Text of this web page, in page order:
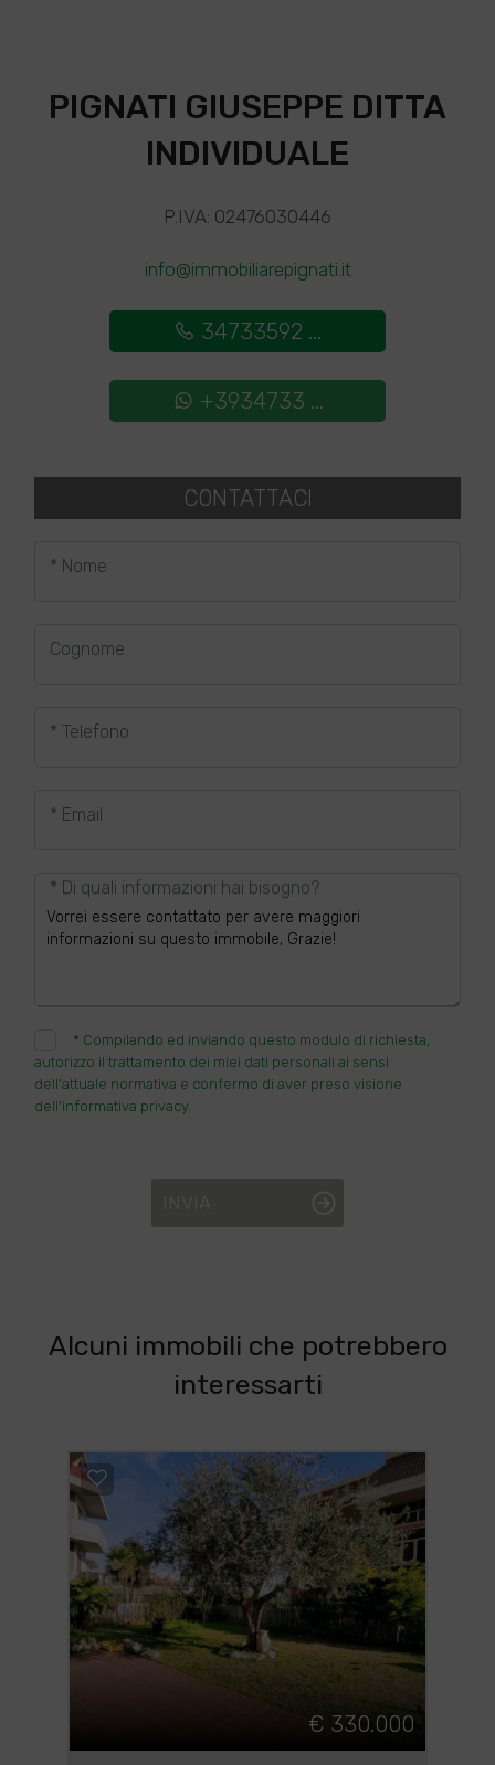
PIGNATI GIUSEPPE DITTA
INDIVIDUALE
P.IVA: 02476030446
info@immobiliarepignati.it
34733592 ...
+3934733 ...
CONTATTACI
* Nome
Cognome
* Telefono
* Email
* Di quali informazioni hai bisogno?
* Compilando ed inviando questo modulo di richiesta,
autorizzo il trattamento dei miei dati personali ai sensi
dell'attuale normativa e confermo di aver preso visione
dell'informativa privacy.
Alcuni immobili che potrebbero
interessarti
€ 330.000